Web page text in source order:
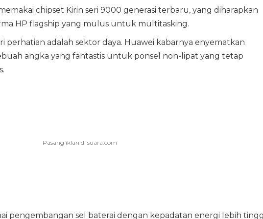
chipset Kirin seri 9000 generasi terbaru, yang diharapkan
HP flagship yang mulus untuk multitasking.
perhatian adalah sektor daya. Huawei kabarnya enyematkan
angka yang fantastis untuk ponsel non-lipat yang tetap
pengembangan sel baterai dengan kepadatan energi lebih